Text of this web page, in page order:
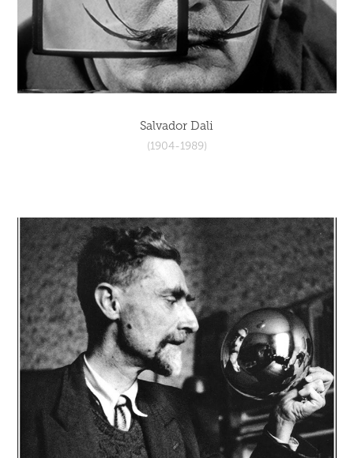
Salvador Dali
(1904-1989)